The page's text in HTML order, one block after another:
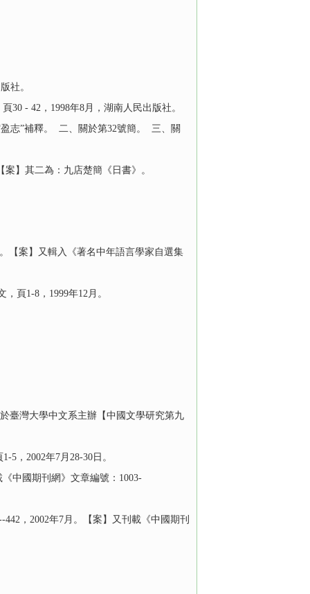
社。
- 42，1998年8月，湖南人民出版社。
志”補釋。 二、關於第32號簡。 三、關
】其二為：九店楚簡《日書》。
【案】又輯入《著名中年語言學家自選集
頁1-8，1999年12月。
臺灣大學中文系主辦【中國文學研究第九
，2002年7月28-30日。
中國期刊網》文章編號：1003-
，2002年7月。【案】又刊載《中國期刊